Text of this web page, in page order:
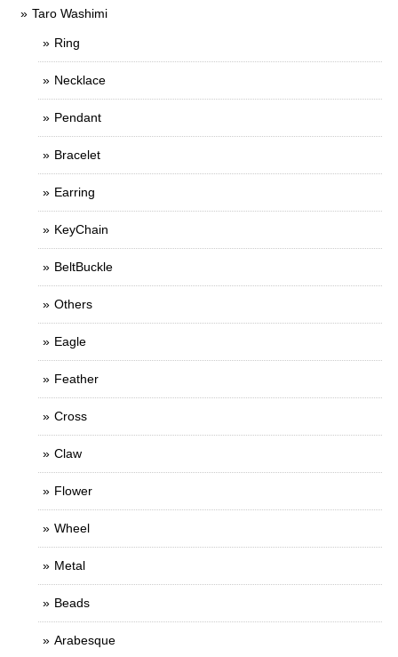
Taro Washimi
Ring
Necklace
Pendant
Bracelet
Earring
KeyChain
BeltBuckle
Others
Eagle
Feather
Cross
Claw
Flower
Wheel
Metal
Beads
Arabesque